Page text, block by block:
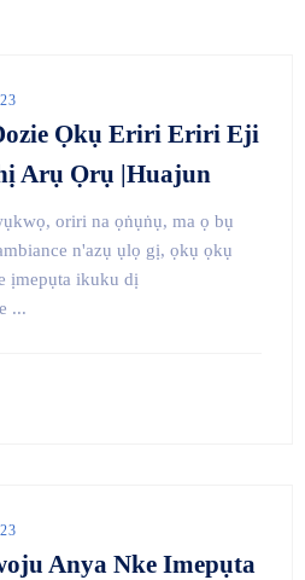
Ọkụ Eriri Eriri Eji
Arụ Ọrụ |Huajun
oriri na ọṅụṅụ, ma ọ bụ
n'azụ ụlọ gị, ọkụ ọkụ
ịmepụta ikuku dị
...
Anya Nke Imepụta